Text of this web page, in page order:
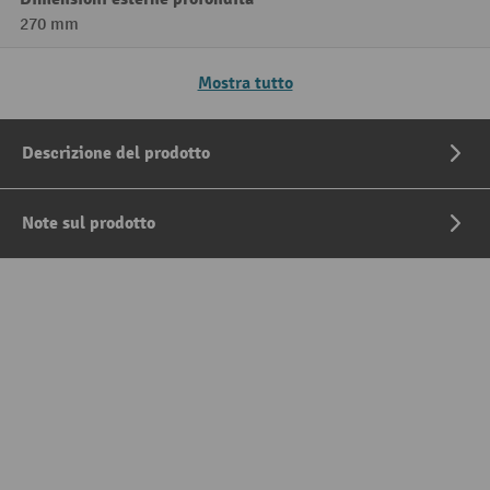
270 mm
Mostra tutto
Descrizione del prodotto
Note sul prodotto